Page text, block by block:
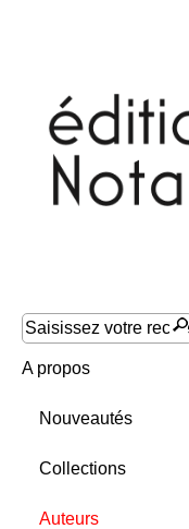
A propos
Nouveautés
Collections
Auteurs